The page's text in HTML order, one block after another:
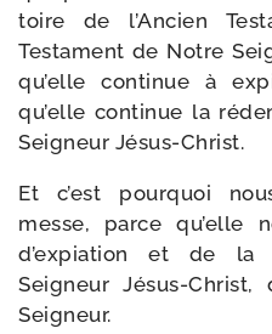
toire de l’Ancien
Testament de Notre
qu’elle conti­nue à
qu’elle conti­nue la
Seigneur Jésus-Christ.
Et c’est pour­quoi
messe, parce qu’elle
d’expiation et de la
Seigneur Jésus-​
Seigneur.